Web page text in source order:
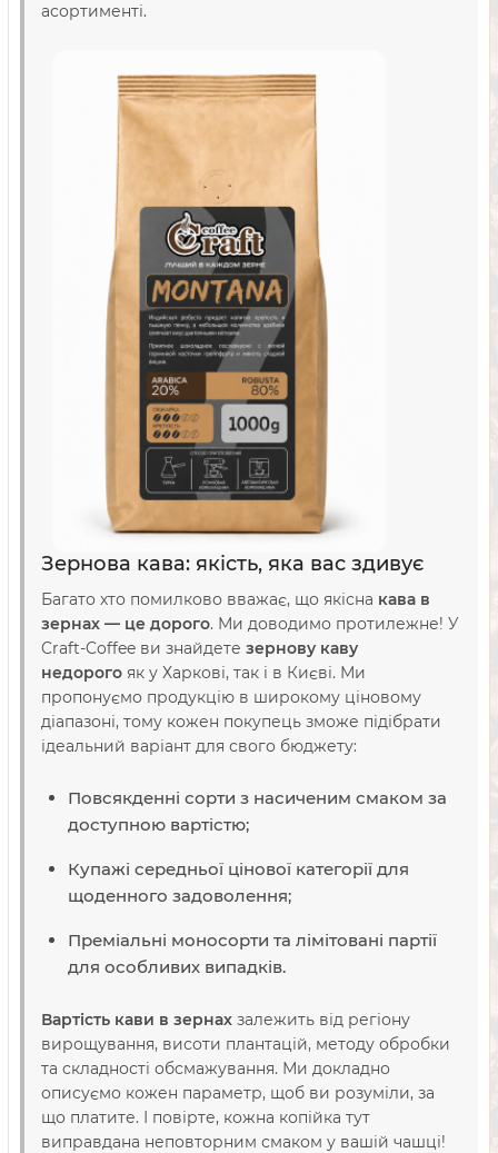
асортименті.
Зернова кава: якість, яка вас здивує
Багато хто помилково вважає, що якісна кава в
зернах — це дорого. Ми доводимо протилежне! У
Craft-Coffee ви знайдете зернову каву
недорого як у Харкові, так і в Києві. Ми
пропонуємо продукцію в широкому ціновому
діапазоні, тому кожен покупець зможе підібрати
ідеальний варіант для свого бюджету:
Повсякденні сорти з насиченим смаком за
доступною вартістю;
Купажі середньої цінової категорії для
щоденного задоволення;
Преміальні моносорти та лімітовані партії
для особливих випадків.
Вартість кави в зернах залежить від регіону
вирощування, висоти плантацій, методу обробки
та складності обсмажування. Ми докладно
описуємо кожен параметр, щоб ви розуміли, за
що платите. І повірте, кожна копійка тут
виправдана неповторним смаком у вашій чашці!